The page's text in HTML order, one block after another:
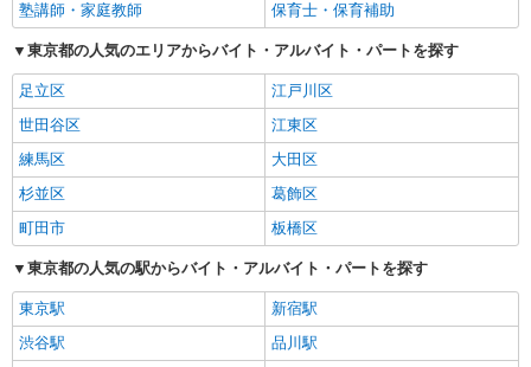
塾講師・家庭教師
保育士・保育補助
東京都の人気のエリアからバイト・アルバイト・パートを探す
足立区
江戸川区
世田谷区
江東区
練馬区
大田区
杉並区
葛飾区
町田市
板橋区
東京都の人気の駅からバイト・アルバイト・パートを探す
東京駅
新宿駅
渋谷駅
品川駅